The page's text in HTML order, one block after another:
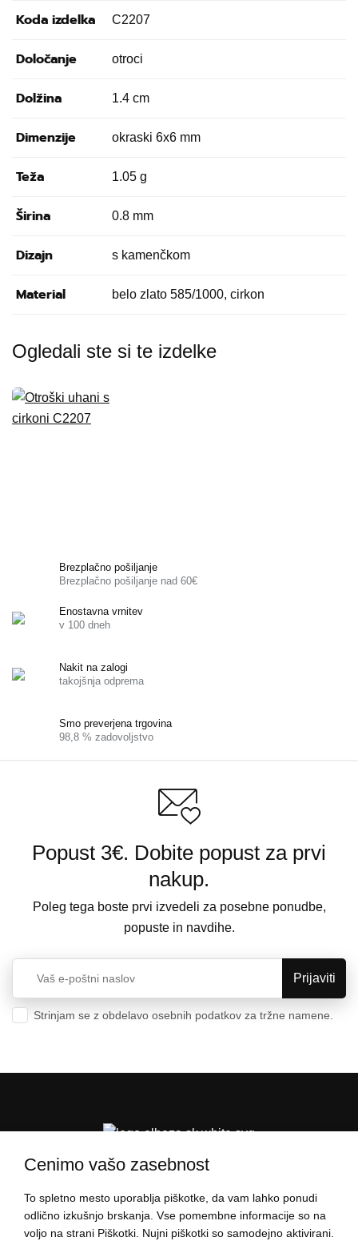
Koda izdelka C2207
Določanje otroci
Dolžina 1.4 cm
Dimenzije okraski 6x6 mm
Teža 1.05 g
Širina 0.8 mm
Dizajn s kamenčkom
Material belo zlato 585/1000, cirkon
Ogledali ste si te izdelke
Brezplačno pošiljanje
Brezplačno pošiljanje nad 60€
Enostavna vrnitev
v 100 dneh
Nakit na zalogi
takojšnja odprema
Smo preverjena trgovina
98,8 % zadovoljstvo
Popust 3€. Dobite popust za prvi
nakup.
Poleg tega boste prvi izvedeli za posebne ponudbe,
popuste in navdihe.
Strinjam se z obdelavo osebnih podatkov za tržne namene.
PODATKI O NAKUPU
Cenimo vašo zasebnost
To spletno mesto uporablja piškotke, da vam lahko ponudi
odlično izkušnjo brskanja. Vse pomembne informacije so na
voljo na strani Piškotki. Nujni piškotki so samodejno aktivirani.